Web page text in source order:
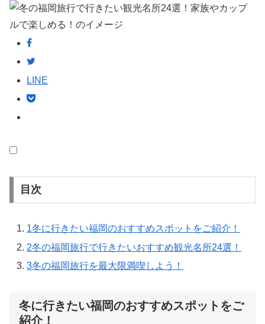
LINE
目次
1冬に行きたい福岡のおすすめスポットをご紹介！
2冬の福岡旅行で行きたいおすすめ観光名所24選！
3冬の福岡旅行を最大限満喫しよう！
冬に行きたい福岡のおすすめスポットをご
紹介！